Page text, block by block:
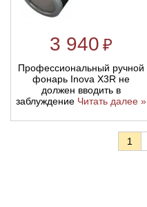
3 940 ₽
Профессиональный ручной
фонарь Inova X3R не
должен вводить в
заблуждение Читать далее »
1